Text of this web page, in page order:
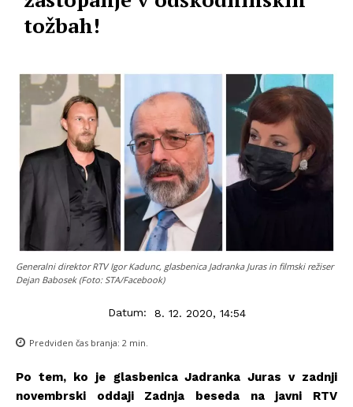
tožbah!
Generalni direktor RTV Igor Kadunc, glasbenica Jadranka Juras in filmski režiser
Dejan Babosek (Foto: STA/Facebook)
Datum: 8. 12. 2020, 14:54
Predviden čas branja: 2 min.
Po tem, ko je
glasbenica Jadranka Juras v zadnji
novembrski oddaji Zadnja beseda na javni RTV